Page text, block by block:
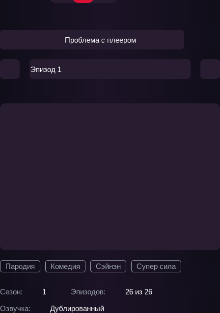
Пародия Комедия Сэйнэн Супер сила
Сезон: 1 Эпизодов:
26 из 26
Озвучка:
Дублированный
Проблема с плеером
Эпизод 1